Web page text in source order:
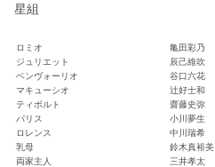
星組
ロミオ
亀田彩乃
ジュリエット
辰己維吹
ベンヴォーリオ
谷口六花
マキューシオ
辻好士和
ティボルト
齋藤史弥
パリス
小川夢生
ロレンス
中川瑞希
乳母
鈴木真裕美
両家主人
三井孝太